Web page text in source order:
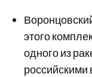
этого
одного из
российскими